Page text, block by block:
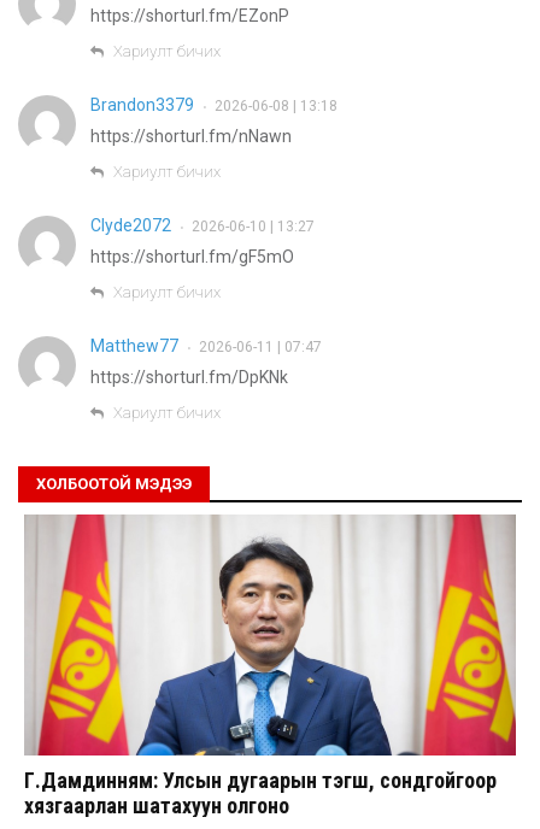
https://shorturl.fm/EZonP
Хариулт бичих
Brandon3379 • 2026-06-08 | 13:18
https://shorturl.fm/nNawn
Хариулт бичих
Clyde2072 • 2026-06-10 | 13:27
https://shorturl.fm/gF5mO
Хариулт бичих
Matthew77 • 2026-06-11 | 07:47
https://shorturl.fm/DpKNk
Хариулт бичих
ХОЛБООТОЙ МЭДЭЭ
Г.Дамдинням: Улсын дугаарын тэгш, сондгойгоор
хязгаарлан шатахуун олгоно